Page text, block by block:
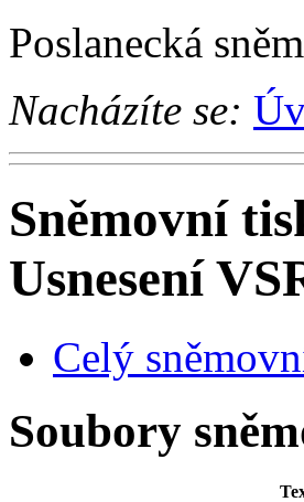
Poslanecká
Nacházíte se:
Sněmovní
Usnesení
Celý
Soubory